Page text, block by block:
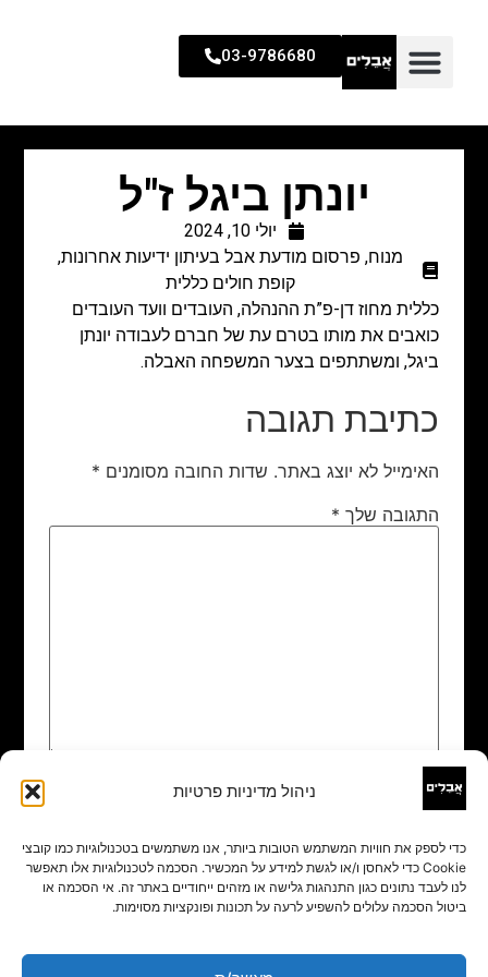
ניהול מדיניות פרטיות
כדי לספק את חוויות המשתמש הטובות ביותר, אנו משתמשים בטכנולוגיות כמו קובצי
Cookie כדי לאחסן ו/או לגשת למידע על המכשיר. הסכמה לטכנולוגיות אלו תאפשר
לנו לעבד נתונים כגון התנהגות גלישה או מזהים ייחודיים באתר זה. אי הסכמה או
ביטול הסכמה עלולים להשפיע לרעה על תכונות ופונקציות מסוימות.
03-9786680
יונתן ביגל ז"ל
יולי 10, 2024
מנוח, פרסום מודעת אבל בעיתון ידיעות אחרונות,
קופת חולים כללית
כללית מחוז דן-פ”ת ההנהלה, העובדים וועד העובדים
כואבים את מותו בטרם עת של חברם לעבודה יונתן
ביגל, ומשתתפים בצער המשפחה האבלה.
כתיבת תגובה
האימייל לא יוצג באתר. שדות החובה מסומנים *
התגובה שלך *
שם
אימייל*